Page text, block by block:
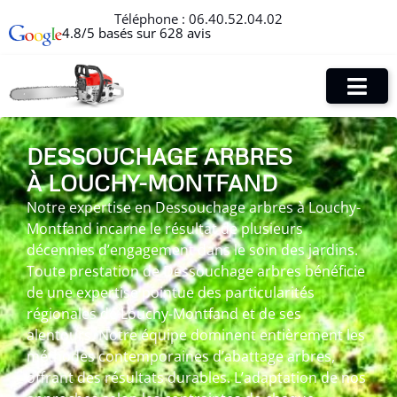
Téléphone : 06.40.52.04.02
4.8/5 basés sur 628 avis
DESSOUCHAGE ARBRES
À LOUCHY-MONTFAND
Notre expertise en Dessouchage arbres à Louchy-
Montfand incarne le résultat de plusieurs
décennies d’engagement dans le soin des jardins.
Toute prestation de Dessouchage arbres bénéficie
de une expertise pointue des particularités
régionales de Louchy-Montfand et de ses
alentours. Notre équipe dominent entièrement les
méthodes contemporaines d’abattage arbres,
offrant des résultats durables. L’adaptation de nos